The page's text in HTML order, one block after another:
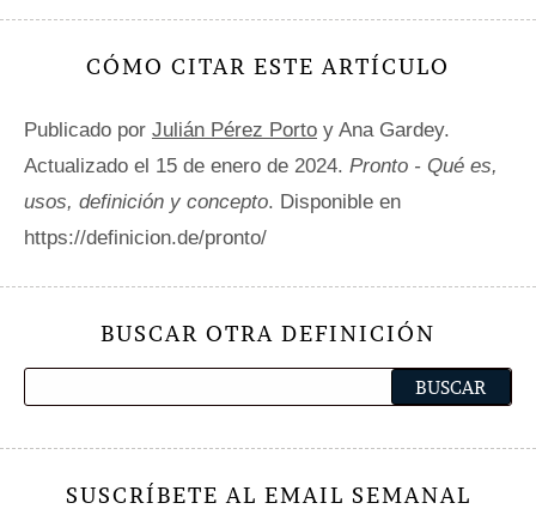
CÓMO CITAR ESTE ARTÍCULO
Publicado por Julián Pérez Porto y Ana Gardey.
Actualizado el 15 de enero de 2024. Pronto - Qué es,
usos, definición y concepto. Disponible en
https://definicion.de/pronto/
BUSCAR OTRA DEFINICIÓN
SUSCRÍBETE AL EMAIL SEMANAL